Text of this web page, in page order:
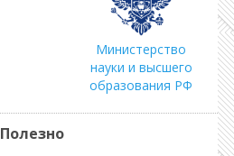
Министерство
науки и высшего
образования РФ
Полезно